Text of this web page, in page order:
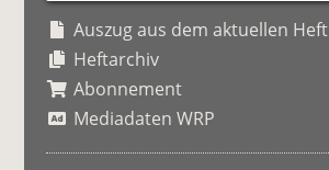
Auszug aus dem aktuellen Heft
Heftarchiv
Abonnement
Mediadaten WRP